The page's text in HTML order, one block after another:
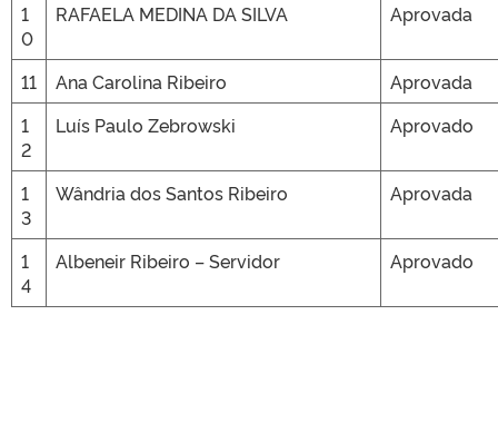
1
0
RAFAELA MEDINA DA SILVA Aprovada
11 Ana Carolina Ribeiro
Aprovada
1
2
Luís Paulo Zebrowski Aprovado
1
3
Wândria dos Santos Ribeiro Aprovada
1
4
Albeneir Ribeiro – Servidor Aprovado